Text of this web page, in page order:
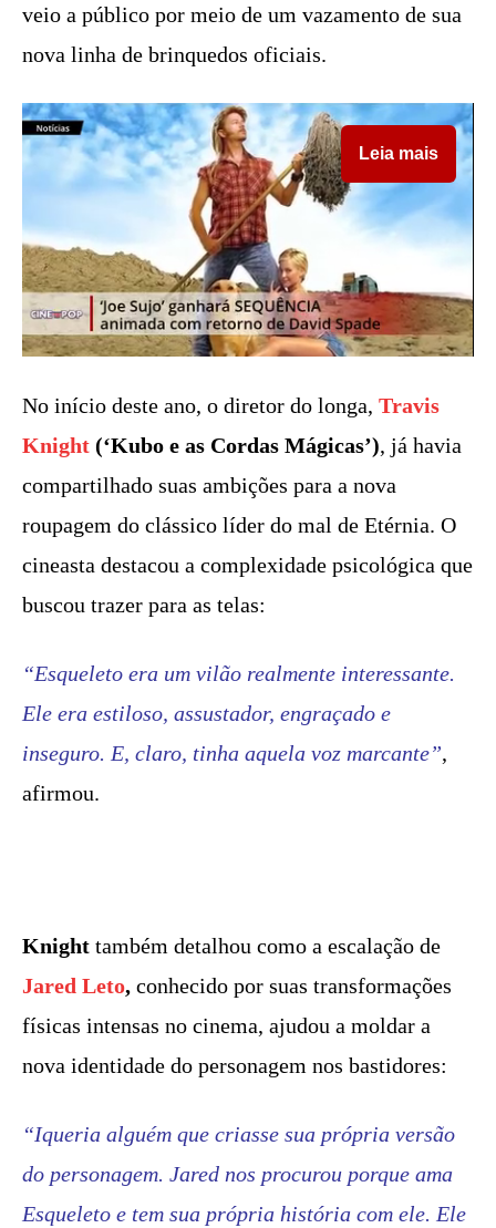
veio a público por meio de um vazamento de sua
nova linha de brinquedos oficiais.
Leia mais
No início deste ano, o diretor do longa, Travis
Knight (‘Kubo e as Cordas Mágicas’), já havia
compartilhado suas ambições para a nova
roupagem do clássico líder do mal de Etérnia. O
cineasta destacou a complexidade psicológica que
buscou trazer para as telas:
“Esqueleto era um vilão realmente interessante.
Ele era estiloso, assustador, engraçado e
inseguro. E, claro, tinha aquela voz marcante”,
afirmou.
Knight também detalhou como a escalação de
Jared Leto, conhecido por suas transformações
físicas intensas no cinema, ajudou a moldar a
nova identidade do personagem nos bastidores:
“Iqueria alguém que criasse sua própria versão
do personagem. Jared nos procurou porque ama
Esqueleto e tem sua própria história com ele. Ele